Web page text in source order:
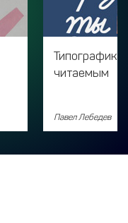
Типографика:
читаемым
Павел Лебедев